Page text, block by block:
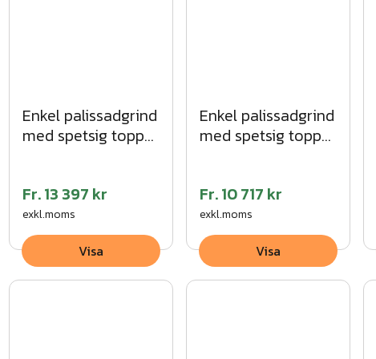
DT17-008
DT05-002
Enkel palissadgrind
med spetsig topp
Fr.13 397 kr
exkl.moms
Visa
Enkel palissadgrind
med spetsig topp
Fr.10 717 kr
exkl.moms
Visa